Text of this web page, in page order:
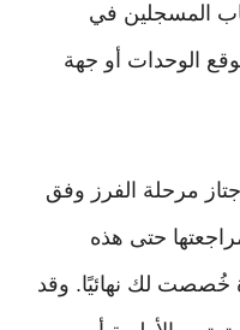
المسجلين في
الوحدات أو جهة
مرحلة الفرز وفق
حتى هذه
خُصصت لك نهائيًا. وقد